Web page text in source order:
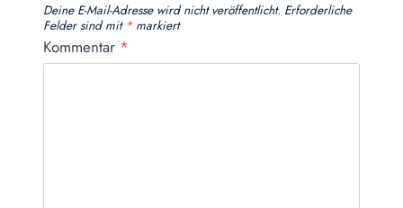
Deine E-Mail-Adresse wird nicht veröffentlicht. Erforderliche
Felder sind mit *markiert
Kommentar *